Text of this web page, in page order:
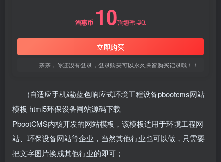
淘惠币 10淘惠币30
立即购买
亲亲，你还没有登录，登录购买可以永久保留购买记录哦！！
(自适应手机端)蓝色响应式环境工程设备pbootcms网站
模板 html5环保设备网站源码下载
PbootCMS内核开发的网站模板，该模板适用于环境工程网
站、环保设备网站等企业，当然其他行业也可以做，只需要
把文字图片换成其他行业的即可；